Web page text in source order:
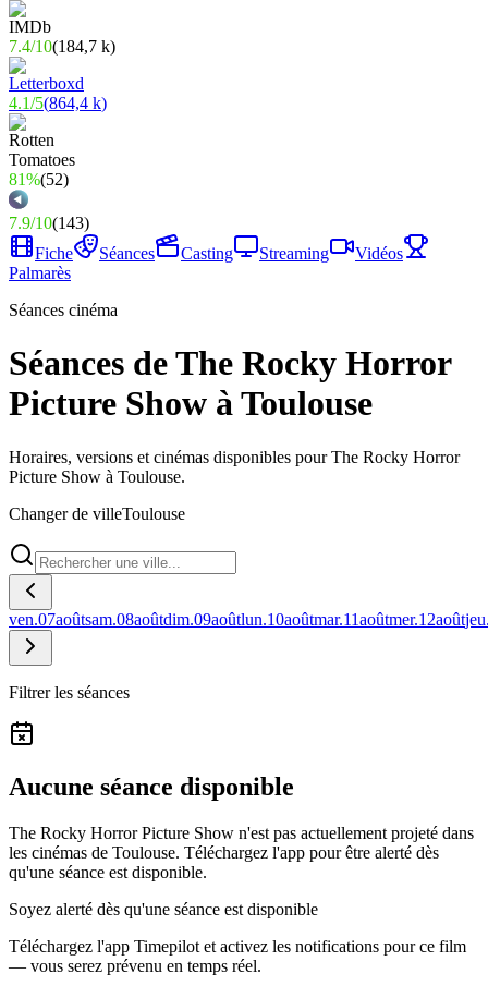
7.4/10(184,7 k)
4.1/5(864,4 k)
81%(52)
7.9/10(143)
Fiche
Séances Casting Streaming
Vidéos
Palmarès
Séances cinéma
Séances de The Rocky Horror
Picture Show à Toulouse
Horaires, versions et cinémas disponibles pour The Rocky Horror
Picture Show à Toulouse.
Changer de villeToulouse
ven.07aoûtsam.08aoûtdim.09aoûtlun.10aoûtmar.11aoûtmer.12août
Filtrer les séances
Aucune séance disponible
The Rocky Horror Picture Show n'est pas actuellement projeté dans
les cinémas de Toulouse. Téléchargez l'app pour être alerté dès
qu'une séance est disponible.
Soyez alerté dès qu'une séance est disponible
Téléchargez l'app Timepilot et activez les notifications pour ce film
— vous serez prévenu en temps réel.